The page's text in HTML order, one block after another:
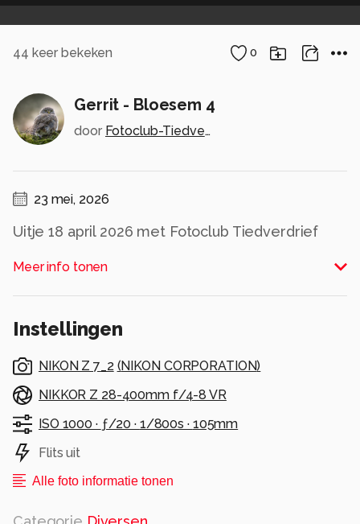
44 keer bekeken 0
Gerrit - Bloesem 4
door Fotoclub-Tiedverdrief
23 mei, 2026
Uitje 18 april 2026 met Fotoclub Tiedverdrief
fotograferen.
Meer info tonen
Instellingen
NIKON Z 7_2 (NIKON CORPORATION)
NIKKOR Z 28-400mm f/4-8 VR
ISO 1000 · ƒ/20 · 1/800s · 105mm
Flits uit
Alle foto informatie tonen